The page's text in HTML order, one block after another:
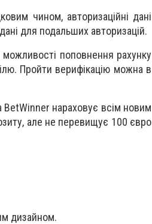
чином, авторизаційні дані
для подальших авторизацій.
поповнення рахунку
Пройти верифікацію можна в
BetWinner нараховує всім новим
але не перевищує 100 євро
дизайном.